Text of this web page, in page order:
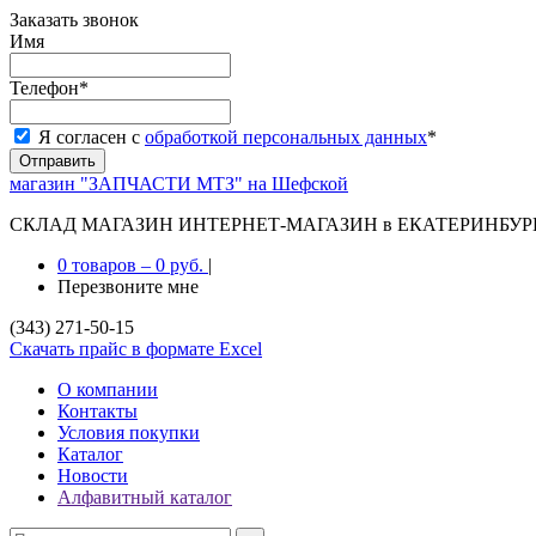
Заказать звонок
Имя
Телефон*
Я согласен с обработкой персональных данных*
магазин "ЗАПЧАСТИ МТЗ" на Шефской
СКЛАД МАГАЗИН ИНТЕРНЕТ-МАГАЗИН в
0 товаров – 0 руб. |
Перезвоните мне
(343) 271-50-15
Скачать прайс в формате Excel
О компании
Контакты
Условия покупки
Каталог
Новости
Алфавитный каталог